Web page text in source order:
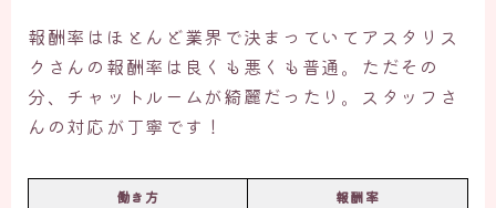
報酬率はほとんど業界で決まっていてアスタリス
クさんの報酬率は良くも悪くも普通。ただその
分、チャットルームが綺麗だったり。スタッフさ
んの対応が丁寧です！
働き方
報酬率